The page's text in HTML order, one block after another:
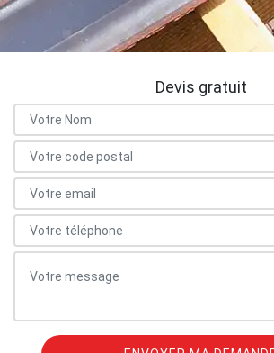
Devis gratuit